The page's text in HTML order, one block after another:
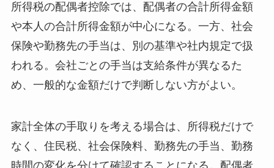
所得税の配偶者控除では、配偶者の合計所得金額
や本人の合計所得金額が中心になる。一方、社会
保険や勤務先の手当は、別の基準や社内規定で扱
われる。会社ごとの手当は支給条件が異なるた
め、一般的な金額だけで判断しない方がよい。
家計全体の手取りを考える場合は、所得税だけで
なく、住民税、社会保険料、勤務先の手当、勤務